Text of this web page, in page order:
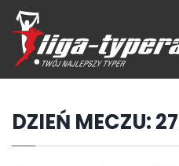
Przejdź
hdo
treści
DZIEŃ MECZU: